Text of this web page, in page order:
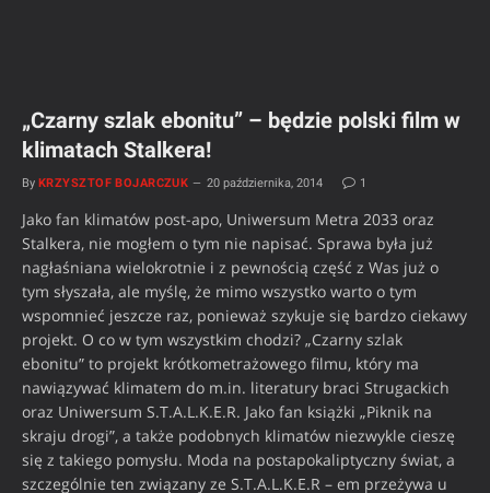
„Czarny szlak ebonitu” – będzie polski film w
klimatach Stalkera!
By KRZYSZTOF BOJARCZUK 20 października, 2014 1
Jako fan klimatów post-apo, Uniwersum Metra 2033 oraz
Stalkera, nie mogłem o tym nie napisać. Sprawa była już
nagłaśniana wielokrotnie i z pewnością część z Was już o
tym słyszała, ale myślę, że mimo wszystko warto o tym
wspomnieć jeszcze raz, ponieważ szykuje się bardzo ciekawy
projekt. O co w tym wszystkim chodzi? „Czarny szlak
ebonitu” to projekt krótkometrażowego filmu, który ma
nawiązywać klimatem do m.in. literatury braci Strugackich
oraz Uniwersum S.T.A.L.K.E.R. Jako fan książki „Piknik na
skraju drogi”, a także podobnych klimatów niezwykle cieszę
się z takiego pomysłu. Moda na postapokaliptyczny świat, a
szczególnie ten związany ze S.T.A.L.K.E.R – em przeżywa u